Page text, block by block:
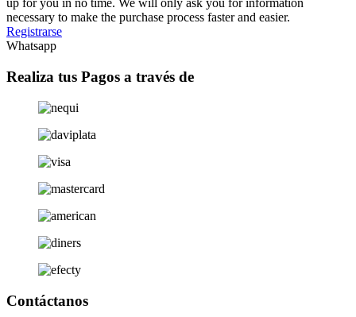
up for you in no time. We will only ask you for information
necessary to make the purchase process faster and easier.
Registrarse
Whatsapp
Realiza tus Pagos a través de
Contáctanos